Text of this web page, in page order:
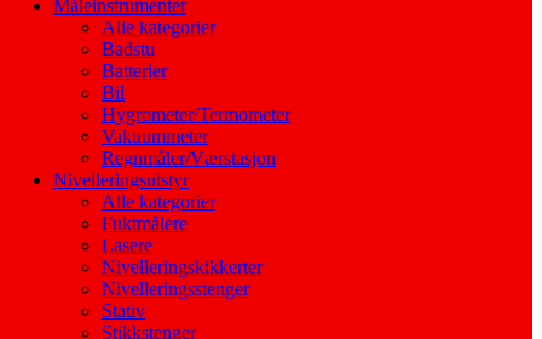
Måleinstrumenter
Alle kategorier
Badstu
Batterier
Bil
Hygrometer/Termometer
Vakuummeter
Regnmåler/Værstasjon
Nivelleringsutstyr
Alle kategorier
Fuktmålere
Lasere
Nivelleringskikkerter
Nivelleringsstenger
Stativ
Stikkstenger